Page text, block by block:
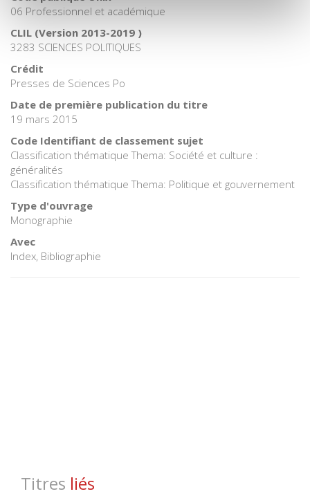
06 Professionnel et académique
CLIL (Version 2013-2019 )
3283 SCIENCES POLITIQUES
Crédit
Presses de Sciences Po
Date de première publication du titre
19 mars 2015
Code Identifiant de classement sujet
Classification thématique Thema: Société et culture :
généralités
Classification thématique Thema: Politique et gouvernement
Type d'ouvrage
Monographie
Avec
Index, Bibliographie
Titres liés